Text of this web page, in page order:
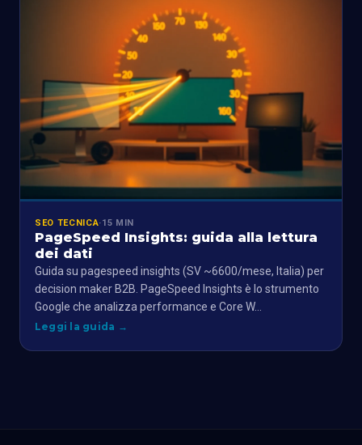
SEO TECNICA·15 MIN
PageSpeed Insights: guida alla lettura
dei dati
Guida su pagespeed insights (SV ~6600/mese, Italia) per
decision maker B2B. PageSpeed Insights è lo strumento
Google che analizza performance e Core W…
Leggi la guida →